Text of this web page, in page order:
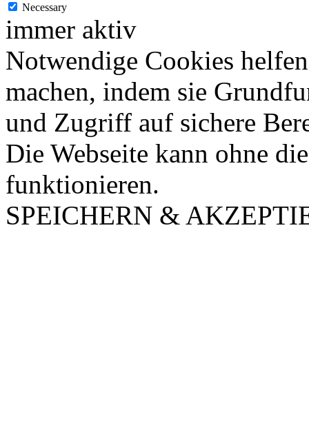
Necessary
immer aktiv
Notwendige Cookies
machen, indem sie
und Zugriff auf sichere
Die Webseite kann ohne
funktionieren.
SPEICHERN &